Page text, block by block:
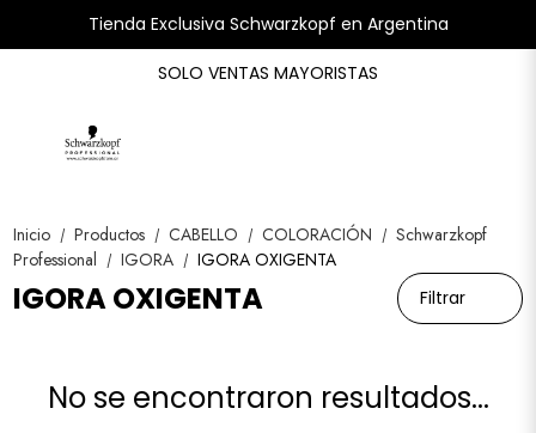
Tienda Exclusiva Schwarzkopf en Argentina
SOLO VENTAS MAYORISTAS
Inicio / Productos / CABELLO / COLORACIÓN / Schwarzkopf
Professional
/ IGORA / IGORA OXIGENTA
IGORA OXIGENTA Filtrar
No se encontraron resultados...